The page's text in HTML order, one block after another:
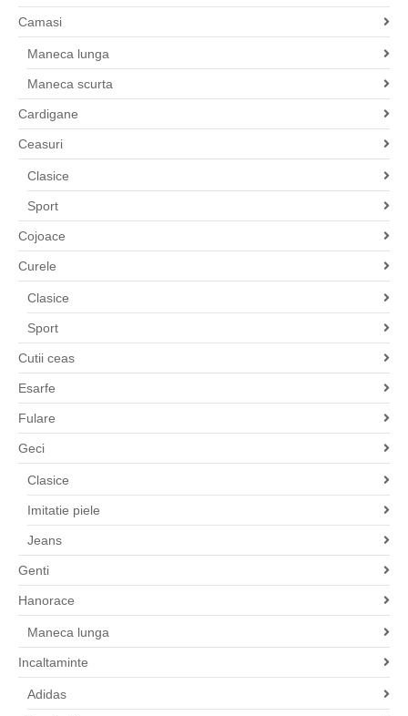
Camasi
Maneca lunga
Maneca scurta
Cardigane
Ceasuri
Clasice
Sport
Cojoace
Curele
Clasice
Sport
Cutii ceas
Esarfe
Fulare
Geci
Clasice
Imitatie piele
Jeans
Genti
Hanorace
Maneca lunga
Incaltaminte
Adidas